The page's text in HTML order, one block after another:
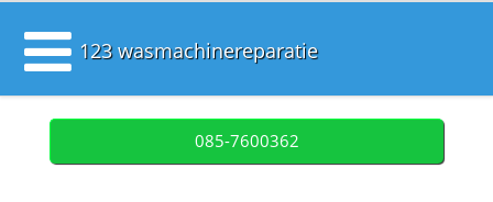
123 wasmachinereparatie
085-7600362